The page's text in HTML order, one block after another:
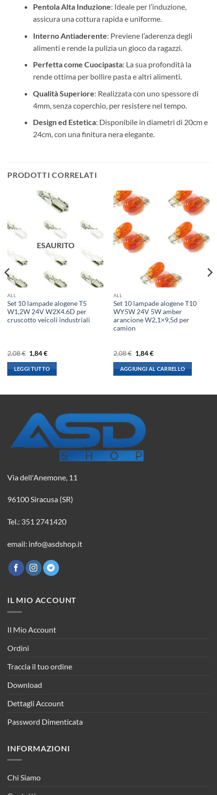
Pentola Alta Induzione: Ideale per l’induzione,
assicura una cottura rapida e uniforme.
Interno Antiaderente: Previene l’aderenza degli
alimenti e rende la pulizia un gioco da ragazzi.
Perfetta come Cuocipasta: La sua profondità la
rende ottima per bollire pasta e altri alimenti.
Qualità Superiore: Realizzata con uno spessore di
4mm, senza coperchio, per resistere nel tempo.
Design ed Estetica: Disponibile in diametri di 20cm e
24cm, con una finitura nera elegante.
PRODOTTI CORRELATI
ESAURITO
ALL
Set 10 lampade alogene T5
W1,2W 24V W2X4.6D per
cruscotto veicoli industriali
2,08€ Il
prezzo
originale
era:
2,08 €.
1,84€Il
attuale
è:
1,84 €.
LEGGI TUTTO
ALL
Set 10 lampade alogene T10
WY5W 24V 5W amber
arancione W2,1×9,5d per
camion
2,08€ Il
prezzo
originale
era:
2,08 €.
1,84€Il
attuale
è:
1,84 €.
AGGIUNGI AL CARRELLO
Via dell'Anemone, 11
96100 Siracusa (SR)
Tel.: 351 2741420
email: info@asdshop.it
IL MIO ACCOUNT
Il Mio Account
Ordini
Traccia il tuo ordine
Download
Dettagli Account
Password Dimenticata
INFORMAZIONI
Chi Siamo